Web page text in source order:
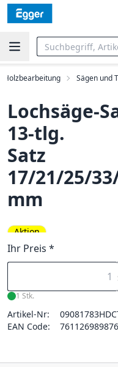
Holzbearbeitung Sägen und
Lochsäge-
13-tlg.
Satz
17/21/25/
mm
Aktion
Ihr Preis *
1 Stk.
Artikel-Nr:
EAN Code: